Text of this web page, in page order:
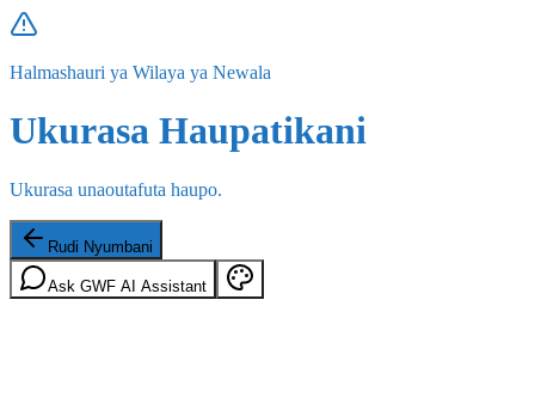
Halmashauri ya Wilaya ya Newala
Ukurasa Haupatikani
Ukurasa unaoutafuta haupo.
Rudi Nyumbani
Ask GWF AI Assistant